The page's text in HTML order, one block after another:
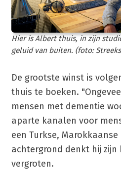
Hier is Albert thuis, in zijn
geluid van buiten. (foto:
De grootste winst is
thuis te boeken.
mensen met dementie
aparte kanalen voor
een Turkse,
achtergrond denkt hij zijn
vergroten.